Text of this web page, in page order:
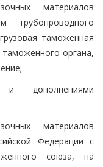
материалов
трубопроводного
таможенная
органа,
дополнениями
материалов
Федерации с
союза, на